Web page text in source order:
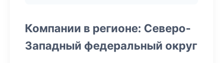
Компании в регионе: Северо-
Западный федеральный округ